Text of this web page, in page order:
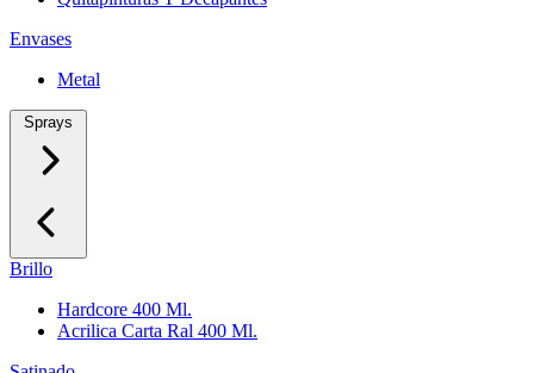
Envases
Metal
Sprays
Brillo
Hardcore 400 Ml.
Acrilica Carta Ral 400 Ml.